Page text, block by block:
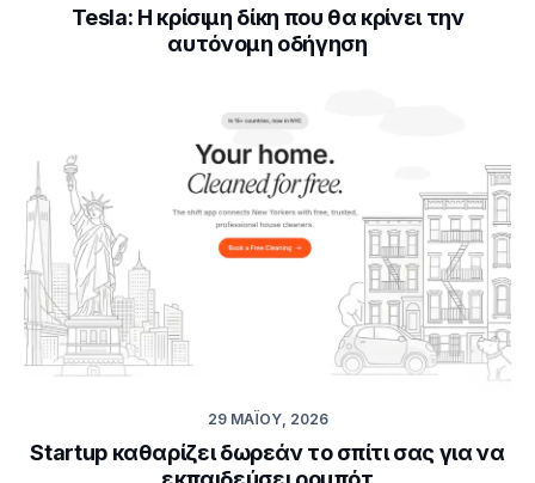
Tesla: Η κρίσιμη δίκη που θα κρίνει την
αυτόνομη οδήγηση
29 ΜΑΪ́ΟΥ, 2026
Startup καθαρίζει δωρεάν το σπίτι σας για να